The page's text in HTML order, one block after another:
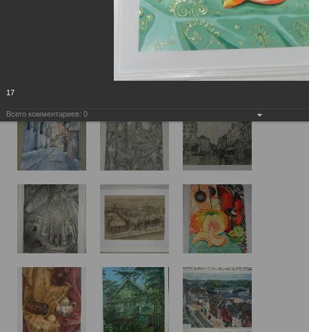
17
Всего комментариев: 0